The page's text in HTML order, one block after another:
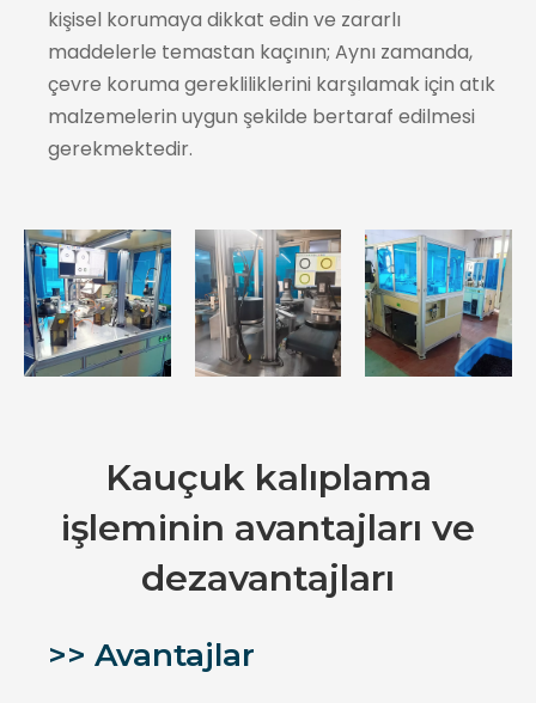
kişisel korumaya dikkat edin ve zararlı
maddelerle temastan kaçının; Aynı zamanda,
çevre koruma gerekliliklerini karşılamak için atık
malzemelerin uygun şekilde bertaraf edilmesi
gerekmektedir.
Kauçuk kalıplama
işleminin avantajları ve
dezavantajları
>> Avantajlar